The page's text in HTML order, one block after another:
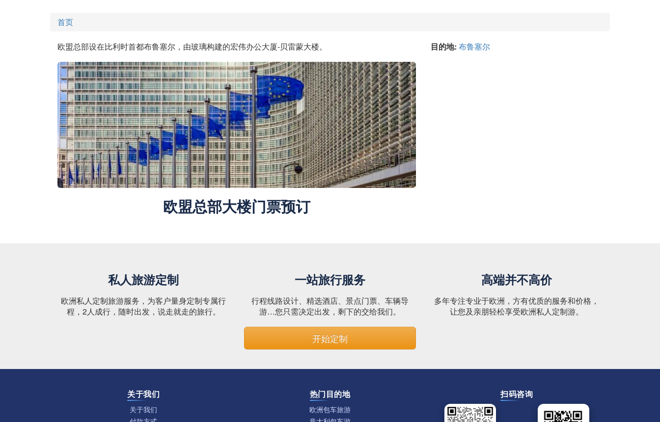
首页
欧盟总部设在比利时首都布鲁塞尔，由玻璃构建的宏伟办公大厦-贝雷蒙大楼。
欧盟总部大楼门票预订
目的地: 布鲁塞尔
私人旅游定制
欧洲私人定制旅游服务，为客户量身定制专属行
程，2人成行，随时出发，说走就走的旅行。
一站旅行服务
行程线路设计、精选酒店、景点门票、车辆导
游…您只需决定出发，剩下的交给我们。
高端并不高价
多年专注专业于欧洲，方有优质的服务和价格，
让您及亲朋轻松享受欧洲私人定制游。
开始定制
关于我们
关于我们
热门目的地
欧洲包车旅游
扫码咨询